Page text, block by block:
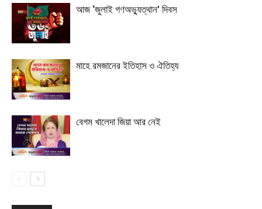
আজ ‘জুলাই গণঅভ্যুত্থান’ দিবস
মাহে রমজানের ইতিহাস ও ঐতিহ্য
বেগম খালেদা জিয়া আর নেই